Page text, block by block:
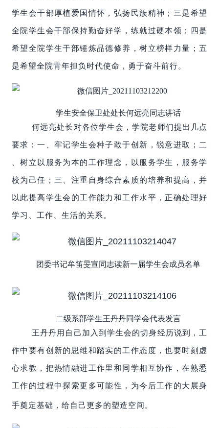
学生会干部厚植爱国情怀，弘扬民族精神；三是希望
全院学生会干部保持勤奋好学，练就过硬本领；四是
希望全院学生干部锤炼品德修养，树立榜样力量；五
是希望全院青年担负时代使命，勇于奋斗前行。
学生安全保卫处处长何远亮同志讲话
何远亮处长对各位学生会，学院老师们提出几点
要求：一、牢记学生会种子敢于创新，锐意进取；二
、树立以服务为本的工作理念，以服务学生，服务学
校为己任；三、注重自身综合素质的培养和提高，并
以此提高学生会的工作能力和工作水平，正确处理好
学习、工作、生活的关系。
团委书记牟笛旻宣同志读新一届学生会成员名单
二级系部学生王丹丹同学会代表发言
王丹丹用自己加入到学生会的切身经历说到，工
作中要有创新的思维和踏实的工作态度，也要时刻虚
心求教，把热情融进工作里和同学相互协作，在熟悉
工作的过程中探索更多可能性，为今后工作的大展身
手奠定基础，给自己更多的塑造空间。